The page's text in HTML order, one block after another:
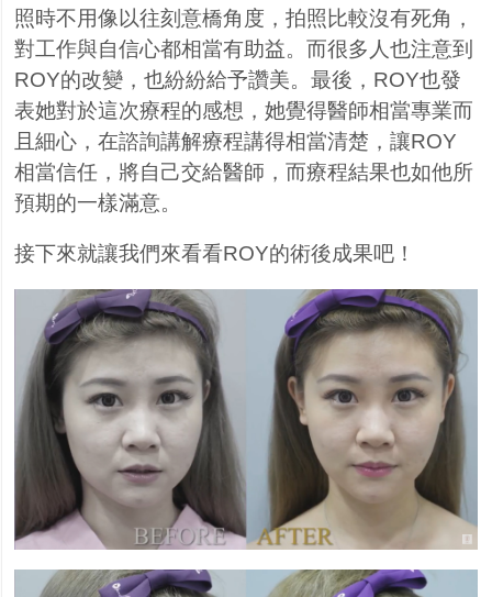
照時不用像以往刻意橋角度，拍照比較沒有死角 ，
對工作與自信心都相當有助益。而很多人也注意到
ROY的改變，也紛紛給予讚美。最後，ROY也發
表她對於這次療程的感想，她覺得醫師相當專業而
且細心，在諮詢講解療程講得相當清楚，讓ROY
相當信任，將自己交給醫師，而療程結果也如他所
預期的一樣滿意。
接下來就讓我們來看看ROY的術後成果吧！